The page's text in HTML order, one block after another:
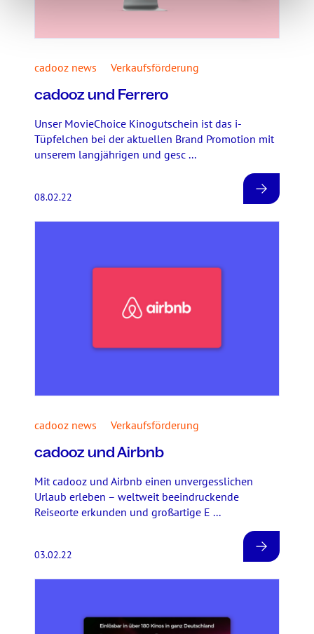
cadooz news Verkaufsförderung
cadooz und Ferrero
Unser MovieChoice Kinogutschein ist das i-
Tüpfelchen bei der aktuellen Brand Promotion mit
unserem langjährigen und gesc ...
08.02.22
cadooz news Verkaufsförderung
cadooz und Airbnb
Mit cadooz und Airbnb einen unvergesslichen
Urlaub erleben – weltweit beeindruckende
Reiseorte erkunden und großartige E ...
03.02.22